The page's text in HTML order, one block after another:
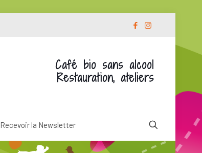
Recevoir la Newsletter
Café bio sans alcool
Restauration, ateliers